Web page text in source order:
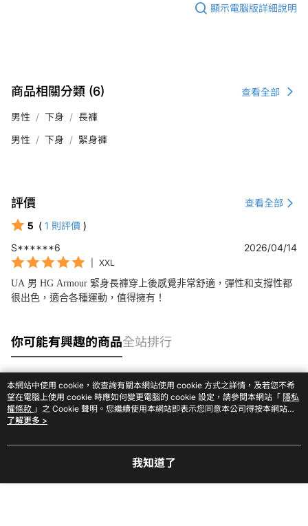
顯示電腦版詳細說明
商品相關分類 (6) 查看全部
男性 下身
長褲
男性
下身 緊身褲
評價
查看全部
5 ( 1 則評價 )
S******6
2026/04/14
XXL
UA 男 HG Armour 緊身長褲穿上後感覺非常舒適，彈性和支撐性都
很出色，適合各種運動，值得擁有！
你可能有興趣的商品全站排行
熱門標籤
本網站中使用 cookie，欲查詢有關本網站使用 cookie 方式之詳情，及若您不希
望在電腦上使用 cookie 時應如何變更電腦的 cookie 設定，請參閱本網站「 隱私
權條款 」之 Cookie 聲明。您繼續使用本網站即表示您同意本公司得按本網站使
用條款之 Cookie 聲明使用 cookie。
了解更多 >
我知道了